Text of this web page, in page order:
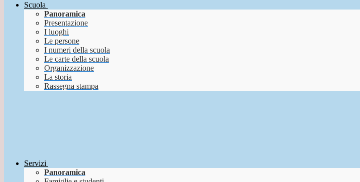
Scuola
Panoramica
Presentazione
I luoghi
Le persone
I numeri della scuola
Le carte della scuola
Organizzazione
La storia
Rassegna stampa
Servizi
Panoramica